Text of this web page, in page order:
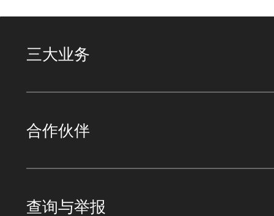
三大业务
合作伙伴
查询与举报